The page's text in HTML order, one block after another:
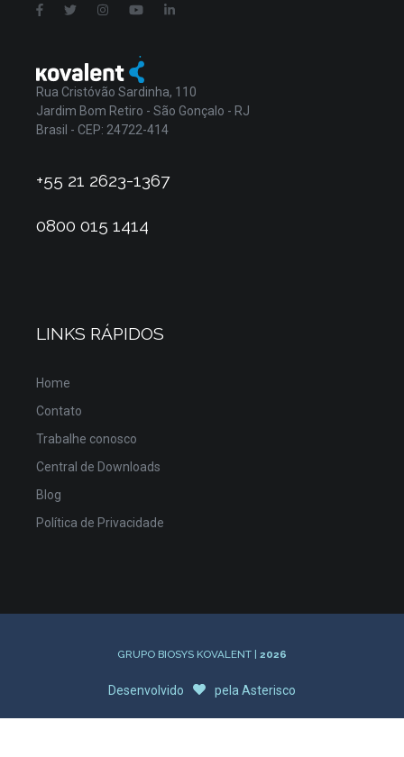
Rua Cristóvão Sardinha, 110
Jardim Bom Retiro - São Gonçalo - RJ
Brasil - CEP: 24722-414
+55 21 2623-1367
0800 015 1414
LINKS RÁPIDOS
Home
Contato
Trabalhe conosco
Central de Downloads
Blog
Política de Privacidade
GRUPO BIOSYS KOVALENT | 2026
Desenvolvido pela Asterisco